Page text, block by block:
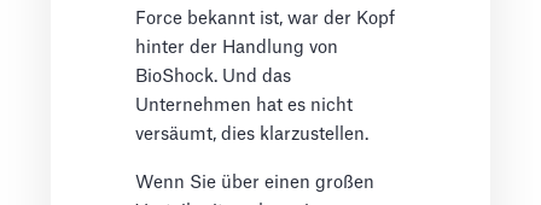
Force bekannt ist, war der Kopf
hinter der Handlung von
BioShock. Und das
Unternehmen hat es nicht
versäumt, dies klarzustellen.
Wenn Sie über einen großen